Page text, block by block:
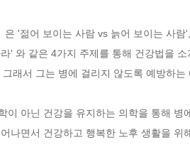
은 '젊어 보이는 사람 vs 늙어 보이는 사
' 와 같은 4가지 주제를 통해 건강법을
그래서 그는 병에 걸리지 않도록 예방하
이 아닌 건강을 유지하는 의학을 통해
나면서 건강하고 행복한 노후 생활을 위